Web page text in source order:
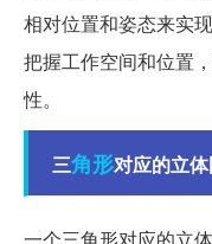
相对位置和姿态来实
把握工作空间和位置
性。
三角形对应的立
一个三角形对应的立